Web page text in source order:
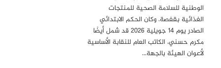
الوطنية للسلامة الصحية للمنتجات
الغذائية بقفصة. وكان الحكم الابتدائي
الصادر يوم 14 جويلية 2026 قد شمل أيضًا
مكرم حسني، الكاتب العام للنقابة الأساسية
لأعوان الهيئة بالجهة…